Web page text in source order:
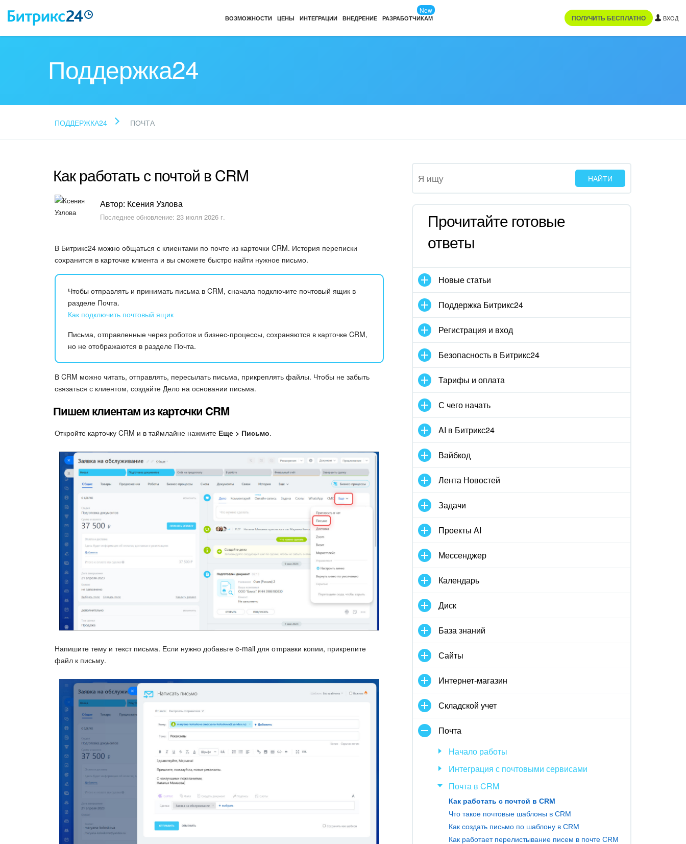
ВОЗМОЖНОСТИ ЦЕНЫ ИНТЕГРАЦИИ ВНЕДРЕНИЕ РАЗРАБОТЧИКАМ
New
ПОЛУЧИТЬ БЕСПЛАТНО ВХОД
Поддержка24
ПОДДЕРЖКА24 ПОЧТА
Как работать с почтой в CRM
Автор: Ксения Узлова
Последнее обновление: 23 июля 2026 г.
В Битрикс24 можно общаться с клиентами по почте из карточки CRM. История переписки
сохранится в карточке клиента и вы сможете быстро найти нужное письмо.
Чтобы отправлять и принимать письма в CRM, сначала подключите почтовый ящик в
разделе Почта.
Как подключить почтовый ящик
Письма, отправленные через роботов и бизнес-процессы, сохраняются в карточке CRM,
но не отображаются в разделе Почта.
В CRM можно читать, отправлять, пересылать письма, прикреплять файлы. Чтобы не забыть
связаться с клиентом, создайте Дело на основании письма.
Пишем клиентам из карточки CRM
Откройте карточку CRM и в таймлайне нажмите Еще > Письмо.
Напишите тему и текст письма. Если нужно добавьте e-mail для отправки копии, прикрепите
файл к письму.
Прочитайте готовые
ответы
Новые статьи
Поддержка Битрикс24
Регистрация и вход
Безопасность в Битрикс24
Тарифы и оплата
С чего начать
AI в Битрикс24
Вайбкод
Лента Новостей
Задачи
Проекты AI
Мессенджер
Календарь
Диск
База знаний
Сайты
Интернет-магазин
Складской учет
Почта
Начало работы
Интеграция с почтовыми сервисами
Почта в CRM
Как работать с почтой в CRM
Что такое почтовые шаблоны в CRM
Как создать письмо по шаблону в CRM
Как работает перелистывание писем в почте CRM